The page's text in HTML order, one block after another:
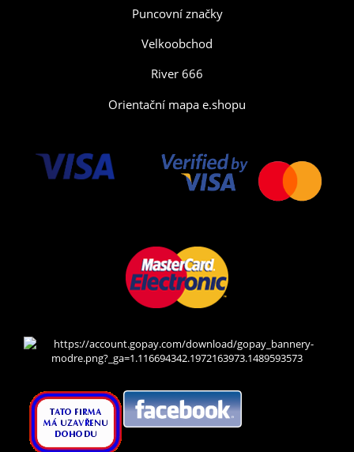
Puncovní značky
Velkoobchod
River 666
Orientační mapa e.shopu